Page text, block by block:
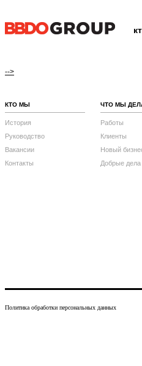
-->
КТО МЫ
История
Руководство
Вакансии
Контакты
ЧТО МЫ
Работы
Клиенты
Новый
Добрые дела
Политика обработки персональных данных